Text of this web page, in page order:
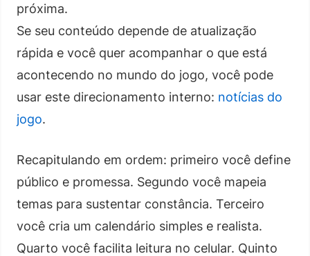
próxima.
Se seu conteúdo depende de atualização
rápida e você quer acompanhar o que está
acontecendo no mundo do jogo, você pode
usar este direcionamento interno: notícias do
jogo.
Recapitulando em ordem: primeiro você define
público e promessa. Segundo você mapeia
temas para sustentar constância. Terceiro
você cria um calendário simples e realista.
Quarto você facilita leitura no celular. Quinto